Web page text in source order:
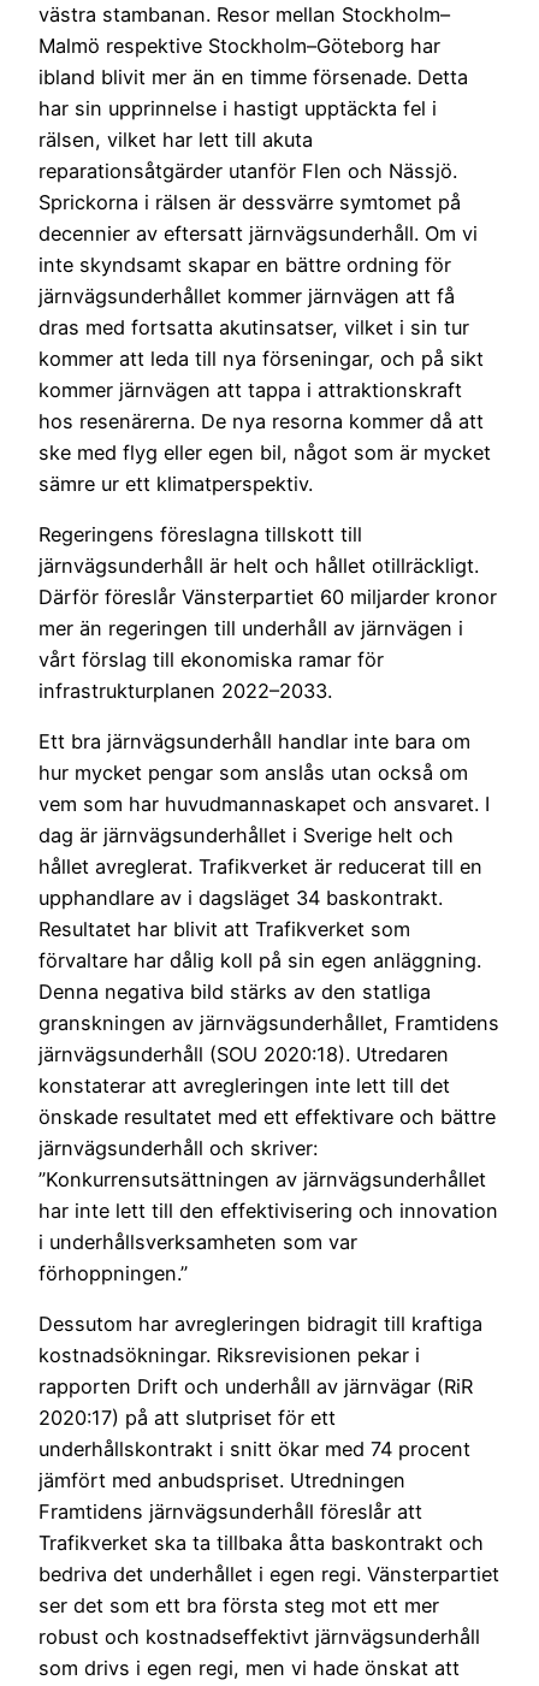
västra stambanan. Resor mellan Stockholm–
Malmö respektive Stockholm–Göteborg har
ibland blivit mer än en timme försenade. Detta
har sin upprinnelse i hastigt upptäckta fel i
rälsen, vilket har lett till akuta
reparationsåtgärder utanför Flen och Nässjö.
Sprickorna i rälsen är dessvärre symtomet på
decennier av eftersatt järnvägsunderhåll. Om vi
inte skyndsamt skapar en bättre ordning för
järnvägsunderhållet kommer järnvägen att få
dras med fortsatta akutinsatser, vilket i sin tur
kommer att leda till nya förseningar, och på sikt
kommer järnvägen att tappa i attraktionskraft
hos resenärerna. De nya resorna kommer då att
ske med flyg eller egen bil, något som är mycket
sämre ur ett klimatperspektiv.
Regeringens föreslagna tillskott till
järnvägsunderhåll är helt och hållet otillräckligt.
Därför föreslår Vänsterpartiet 60 miljarder kronor
mer än regeringen till underhåll av järnvägen i
vårt förslag till ekonomiska ramar för
infrastrukturplanen 2022–2033.
Ett bra järnvägsunderhåll handlar inte bara om
hur mycket pengar som anslås utan också om
vem som har huvudmannaskapet och ansvaret. I
dag är järnvägsunderhållet i Sverige helt och
hållet avreglerat. Trafikverket är reducerat till en
upphandlare av i dagsläget 34 baskontrakt.
Resultatet har blivit att Trafikverket som
förvaltare har dålig koll på sin egen anläggning.
Denna negativa bild stärks av den statliga
granskningen av järnvägsunderhållet, Framtidens
järnvägsunderhåll (SOU 2020:18). Utredaren
konstaterar att avregleringen inte lett till det
önskade resultatet med ett effektivare och bättre
järnvägsunderhåll och skriver:
”Konkurrensutsättningen av järnvägsunderhållet
har inte lett till den effektivisering och innovation
i underhållsverksamheten som var
förhoppningen.”
Dessutom har avregleringen bidragit till kraftiga
kostnadsökningar. Riksrevisionen pekar i
rapporten Drift och underhåll av järnvägar (RiR
2020:17) på att slutpriset för ett
underhållskontrakt i snitt ökar med 74 procent
jämfört med anbudspriset. Utredningen
Framtidens järnvägsunderhåll föreslår att
Trafikverket ska ta tillbaka åtta baskontrakt och
bedriva det underhållet i egen regi. Vänsterpartiet
ser det som ett bra första steg mot ett mer
robust och kostnadseffektivt järnvägsunderhåll
som drivs i egen regi, men vi hade önskat att